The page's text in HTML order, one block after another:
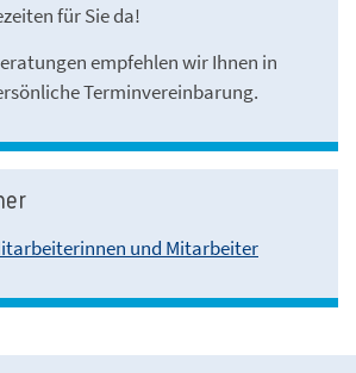
für Sie da!
empfehlen wir Ihnen in
Terminvereinbarung.
und Mitarbeiter